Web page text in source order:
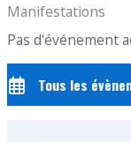
Manifestations
Pas d'événement
Tous les